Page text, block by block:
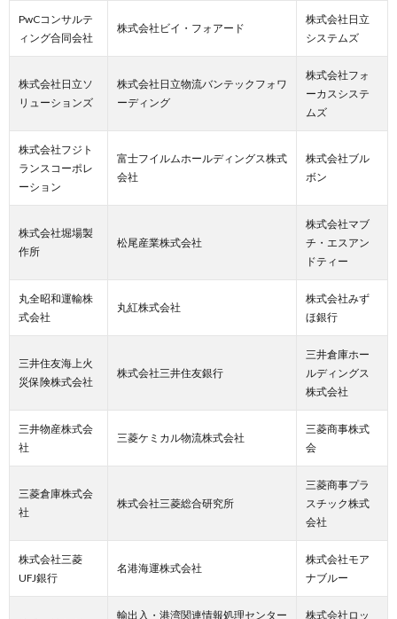
PwCコンサルテ
ィング合同会社
株式会社ビイ・フォアード
株式会社日立
システムズ
株式会社日立ソ
リューションズ
株式会社日立物流バンテックフォワ
ーディング
株式会社フォ
ーカスシステ
ムズ
株式会社フジト
ランスコーポレ
ーション
富士フイルムホールディングス株式
会社
株式会社ブル
ボン
株式会社堀場製
作所
松尾産業株式会社
株式会社マブ
チ・エスアン
ドティー
丸全昭和運輸株
式会社
丸紅株式会社
株式会社みず
ほ銀行
三井住友海上火
災保険株式会社
株式会社三井住友銀行
三井倉庫ホー
ルディングス
株式会社
三井物産株式会
社
三菱ケミカル物流株式会社
三菱商事株式
会
三菱倉庫株式会
社
株式会社三菱総合研究所
三菱商事プラ
スチック株式
会社
株式会社三菱
UFJ銀行
名港海運株式会社
株式会社モア
ナブルー
輸出入・港湾関連情報処理センター
株式会社ロッ